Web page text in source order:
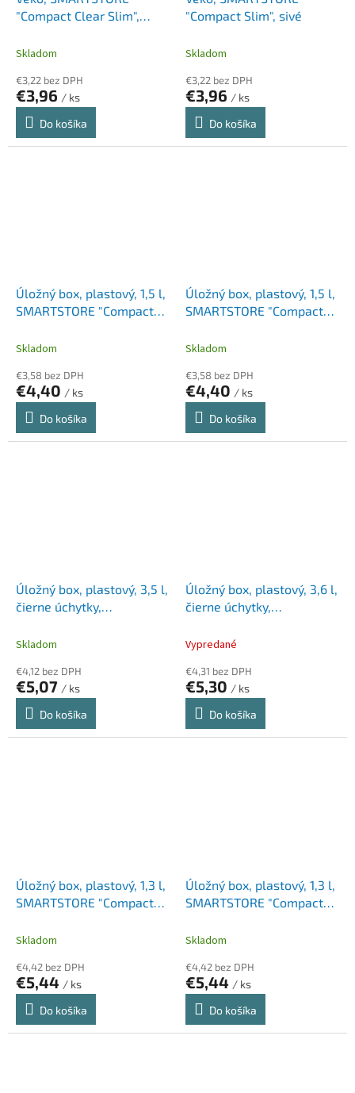
"Compact Clear Slim",
Skladom
€3,22 bez DPH
€3,96 / ks
Do košíka
"Compact Slim", sivé
Skladom
€3,22 bez DPH
€3,96 / ks
Do košíka
Úložný box, plastový, 1,5 l,
SMARTSTORE "Compact
Skladom
€3,58 bez DPH
€4,40 / ks
Do košíka
Úložný box, plastový, 1,5 l,
SMARTSTORE "Compact
Skladom
€3,58 bez DPH
€4,40 / ks
Do košíka
Úložný box, plastový, 3,5 l,
čierne úchytky,
priehľadný
Skladom
€4,12 bez DPH
€5,07 / ks
Do košíka
Úložný box, plastový, 3,6 l,
čierne úchytky,
priehľadný
Vypredané
€4,31 bez DPH
€5,30 / ks
Do košíka
Úložný box, plastový, 1,3 l,
SMARTSTORE "Compact
Skladom
€4,42 bez DPH
€5,44 / ks
Do košíka
Úložný box, plastový, 1,3 l,
SMARTSTORE "Compact
Skladom
€4,42 bez DPH
€5,44 / ks
Do košíka